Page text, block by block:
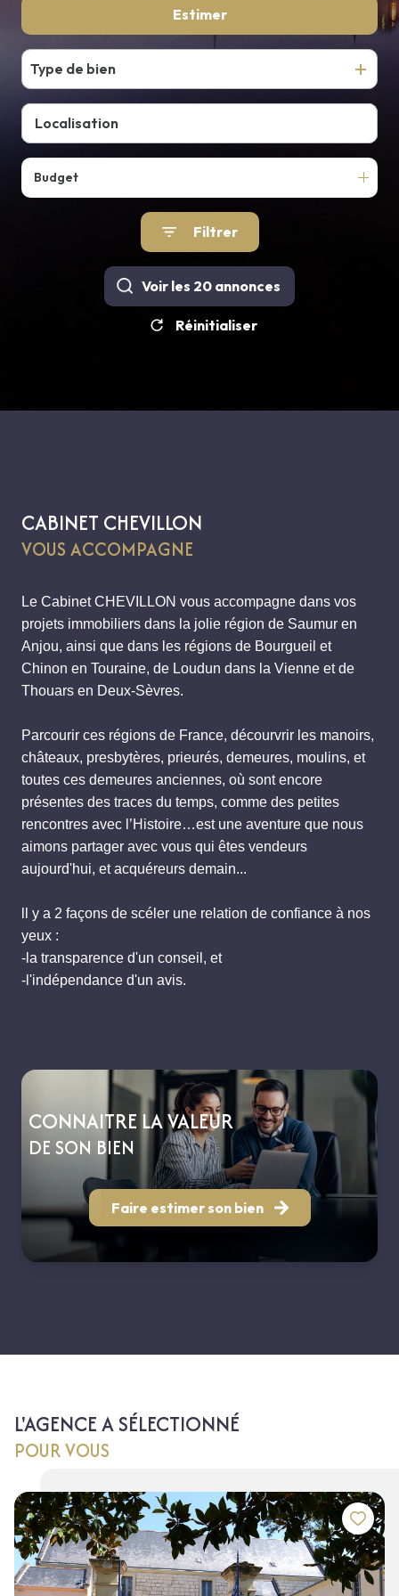
CONTACT
Estimer
Type de bien
Budget
Filtrer
Voir les 20 annonces
Réinitialiser
CONNAITRE LA VALEUR
DE SON BIEN
Faire estimer son bien
CABINET CHEVILLON
VOUS ACCOMPAGNE
Le Cabinet CHEVILLON vous accompagne dans vos
projets immobiliers dans la jolie région de Saumur en
Anjou, ainsi que dans les régions de Bourgueil et
Chinon en Touraine, de Loudun dans la Vienne et de
Thouars en Deux-Sèvres.
Parcourir ces régions de France, décourvrir les manoirs,
châteaux, presbytères, prieurés, demeures, moulins, et
toutes ces demeures anciennes, où sont encore
présentes des traces du temps, comme des petites
rencontres avec l’Histoire…est une aventure que nous
aimons partager avec vous qui êtes vendeurs
aujourd'hui, et acquéreurs demain...
ll y a 2 façons de scéler une relation de confiance à nos
yeux :
-la transparence d'un conseil, et
-l'indépendance d'un avis.
L'AGENCE A SÉLECTIONNÉ
POUR VOUS